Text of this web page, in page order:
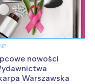
nowości
Warszawska